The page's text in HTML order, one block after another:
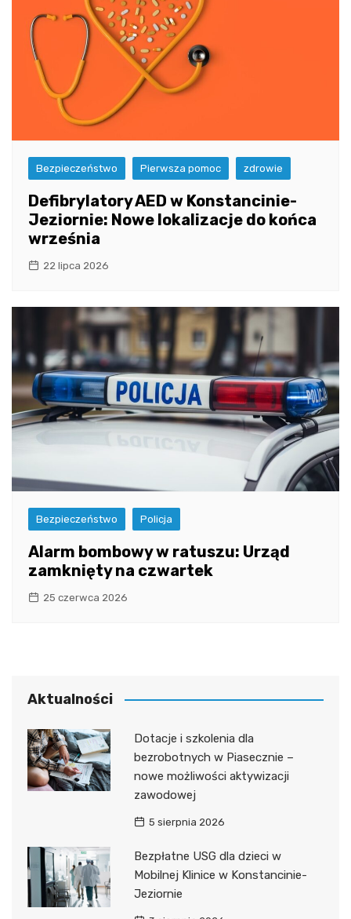
Bezpieczeństwo Pierwsza pomoc zdrowie
Defibrylatory AED w Konstancinie-
Jeziornie: Nowe lokalizacje do końca
września
22 lipca 2026
Bezpieczeństwo Policja
Alarm bombowy w ratuszu: Urząd
zamknięty na czwartek
25 czerwca 2026
Aktualności
Dotacje i szkolenia dla
bezrobotnych w Piasecznie –
nowe możliwości aktywizacji
zawodowej
5 sierpnia 2026
Bezpłatne USG dla dzieci w
Mobilnej Klinice w Konstancinie-
Jeziornie